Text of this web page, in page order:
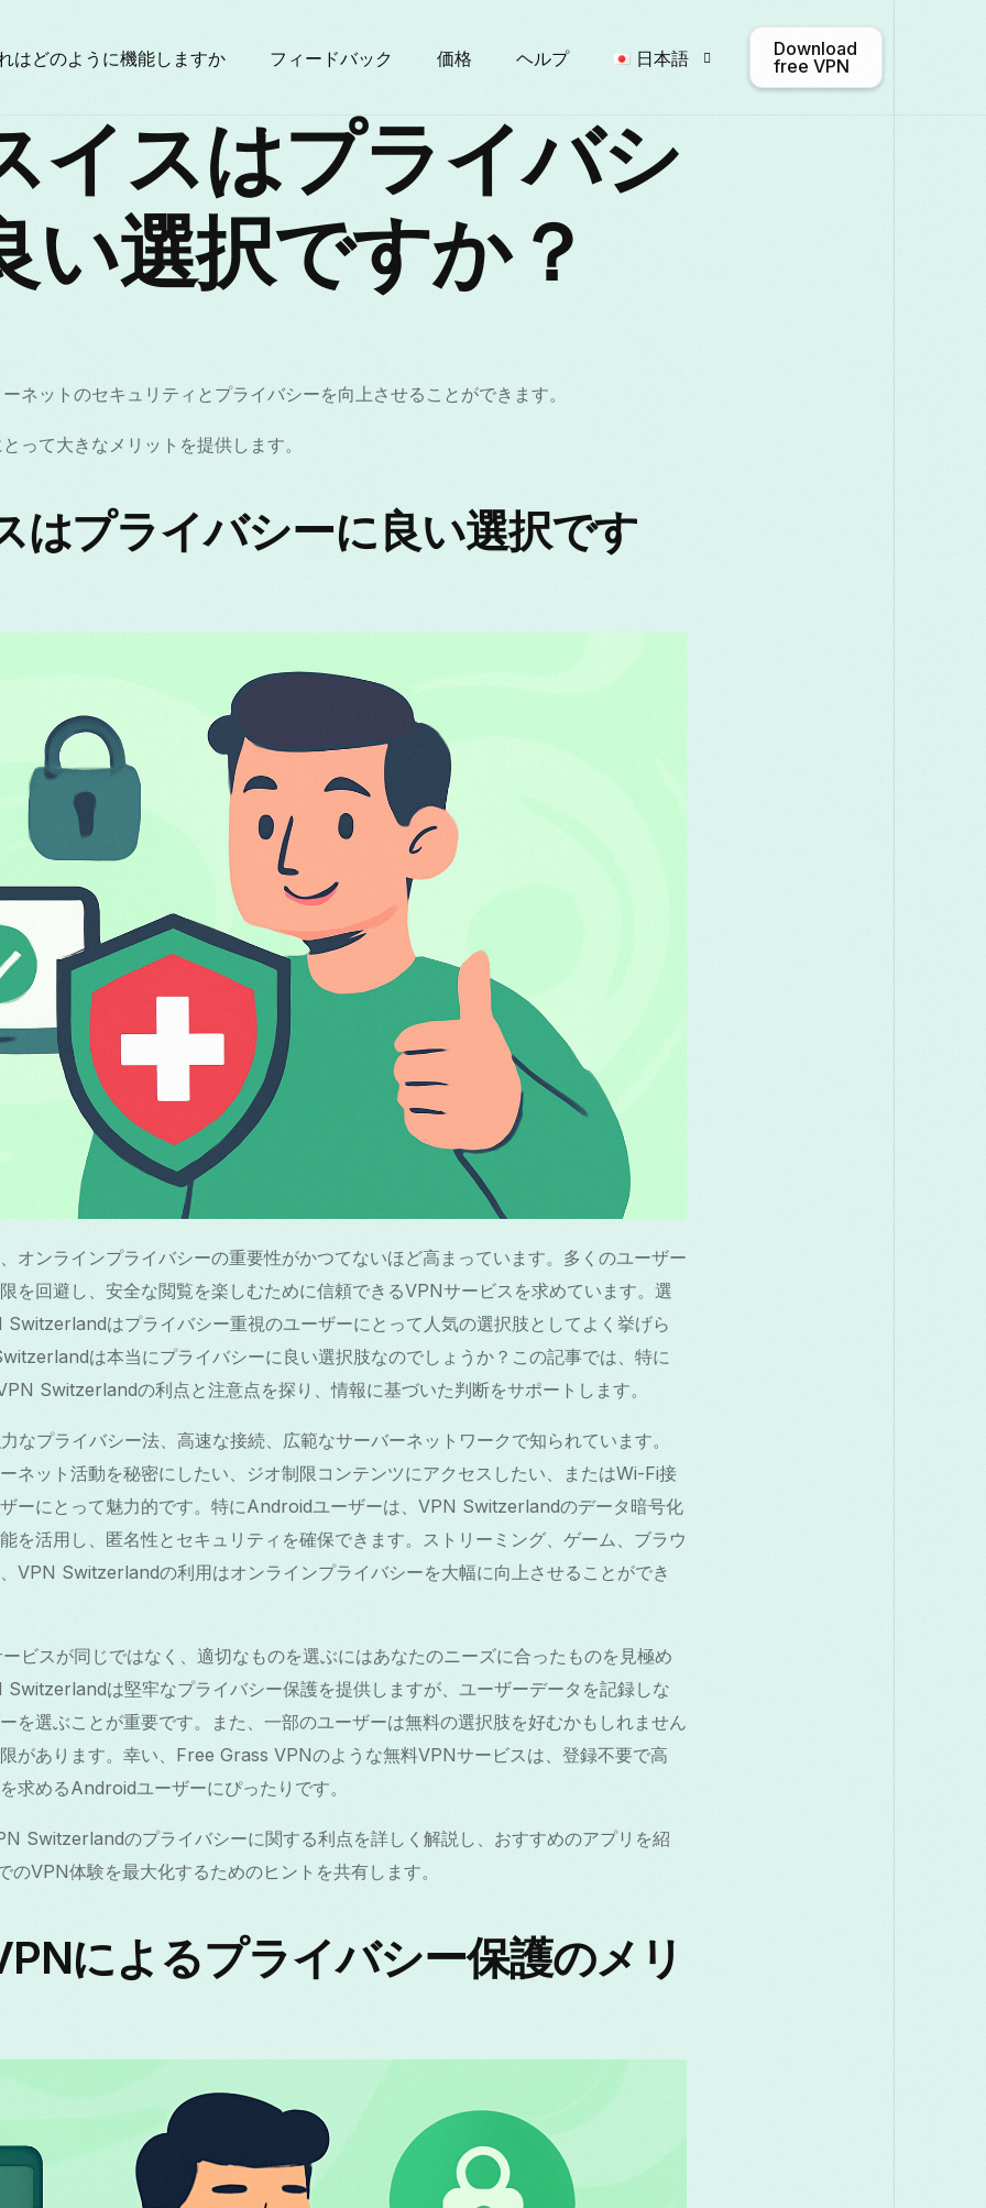
はどのように機能しますか フィードバック 価格 ヘルプ 日本語
Download
free VPN
イスはプライバシ
い選択ですか？
ネットのセキュリティとプライバシーを向上させることができます。
って大きなメリットを提供します。
はプライバシーに良い選択です
オンラインプライバシーの重要性がかつてないほど高まっています。多くのユーザー
を回避し、安全な閲覧を楽しむために信頼できるVPNサービスを求めています。選
はプライバシー重視のユーザーにとって人気の選択肢としてよく挙げら
は本当にプライバシーに良い選択肢なのでしょうか？この記事では、特に
Switzerlandの利点と注意点を探り、情報に基づいた判断をサポートします。
なプライバシー法、高速な接続、広範なサーバーネットワークで知られています。
ネット活動を秘密にしたい、ジオ制限コンテンツにアクセスしたい、またはWi-Fi接
ーにとって魅力的です。特にAndroidユーザーは、VPN Switzerlandのデータ暗号化
を活用し、匿名性とセキュリティを確保できます。ストリーミング、ゲーム、ブラウ
VPN Switzerlandの利用はオンラインプライバシーを大幅に向上させることができ
ビスが同じではなく、適切なものを選ぶにはあなたのニーズに合ったものを見極め
は堅牢なプライバシー保護を提供しますが、ユーザーデータを記録しな
を選ぶことが重要です。また、一部のユーザーは無料の選択肢を好むかもしれません
があります。幸い、Free Grass VPNのような無料VPNサービスは、登録不要で高
求めるAndroidユーザーにぴったりです。
Switzerlandのプライバシーに関する利点を詳しく解説し、おすすめのアプリを紹
VPN体験を最大化するためのヒントを共有します。
によるプライバシー保護のメリ